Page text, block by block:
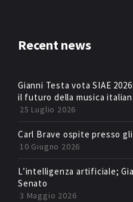
Recent news
Gianni Testa vota SIAE
il futuro della musica
25 Luglio 2026
Carl Brave ospite presso
10 Giugno 2026
L’intelligenza artificiale;
Senato
3 Maggio 2026